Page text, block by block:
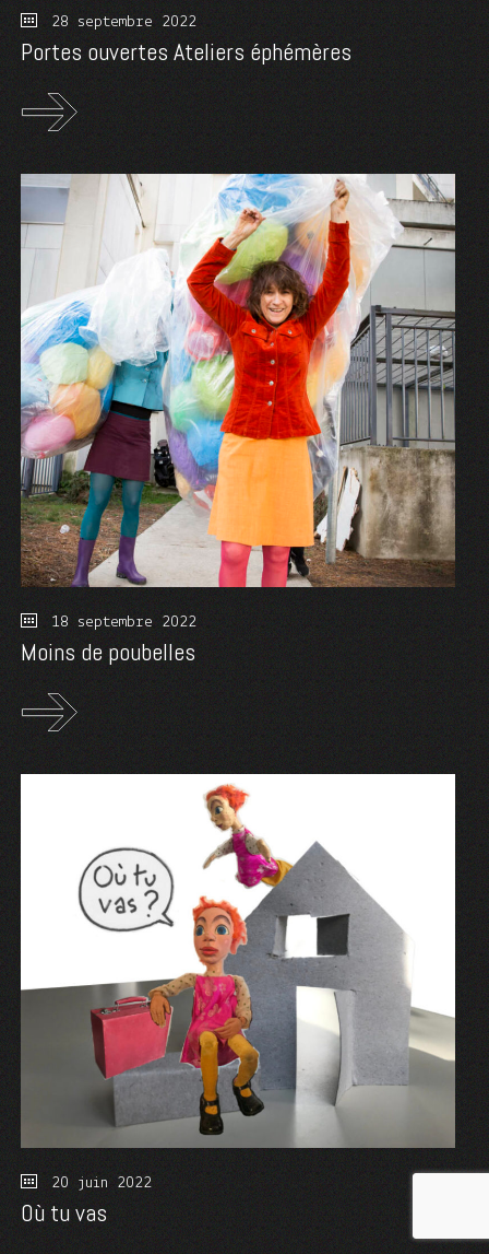
28 septembre 2022
Portes ouvertes Ateliers éphémères
18 septembre 2022
Moins de poubelles
20 juin 2022
Où tu vas